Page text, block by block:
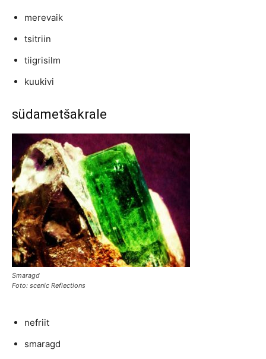
merevaik
tsitriin
tiigrisilm
kuukivi
südametšakrale
Smaragd
Foto: scenic Reflections
nefriit
smaragd